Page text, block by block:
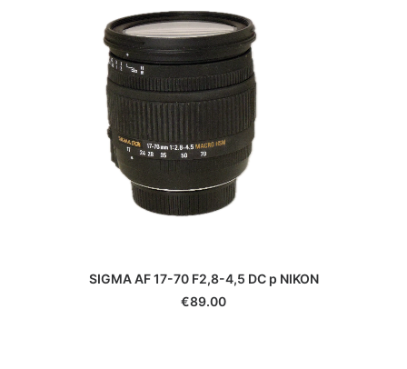
SIGMA AF 17-70 F2,8-4,5 DC p NIKON
€89.00